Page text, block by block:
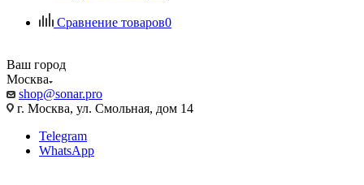
Сравнение товаров0
Ваш город
Москва
shop@sonar.pro
г. Москва, ул. Смольная, дом 14
Telegram
WhatsApp